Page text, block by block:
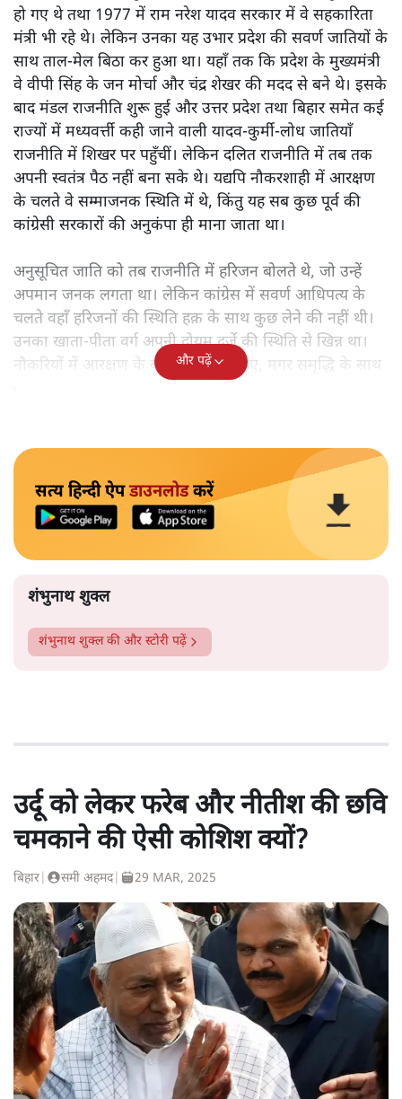
हो गए थे तथा 1977 में राम नरेश यादव सरकार में वे सहकारिता
मंत्री भी रहे थे। लेकिन उनका यह उभार प्रदेश की सवर्ण जातियों के
साथ ताल-मेल बिठा कर हुआ था। यहाँ तक कि प्रदेश के मुख्यमंत्री
वे वीपी सिंह के जन मोर्चा और चंद्र शेखर की मदद से बने थे। इसके
बाद मंडल राजनीति शुरू हुई और उत्तर प्रदेश तथा बिहार समेत कई
राज्यों में मध्यवर्त्ती कही जाने वाली यादव-कुर्मी-लोध जातियाँ
राजनीति में शिखर पर पहुँचीं। लेकिन दलित राजनीति में तब तक
अपनी स्वतंत्र पैठ नहीं बना सके थे। यद्यपि नौकरशाही में आरक्षण
के चलते वे सम्माजनक स्थिति में थे, किंतु यह सब कुछ पूर्व की
कांग्रेसी सरकारों की अनुकंपा ही माना जाता था।
अनुसूचित जाति को तब राजनीति में हरिजन बोलते थे, जो उन्हें
अपमान जनक लगता था। लेकिन कांग्रेस में सवर्ण आधिपत्य के
चलते वहाँ हरिजनों की स्थिति हक़ के साथ कुछ लेने की नहीं थी।
उनका खाता-पीता वर्ग अपनी दोयम दर्जे की स्थिति से खिन्न था।
नौकरियों में आरक्षण के बूते वे समृद्ध तो हुए, मगर समृद्धि के साथ
जो आत्म-सम्मान चाहिए था, वह नहीं मिल रहा था।
और पढ़ें
सत्य हिन्दी ऐपडाउनलोडकरें
शंभुनाथ शुक्ल
शंभुनाथ शुक्लकी और स्टोरी पढ़ें
उर्दू को लेकर फरेब और नीतीश की छवि
चमकाने की ऐसी कोशिश क्यों?
बिहार समी अहमद| 29 MAR, 2025